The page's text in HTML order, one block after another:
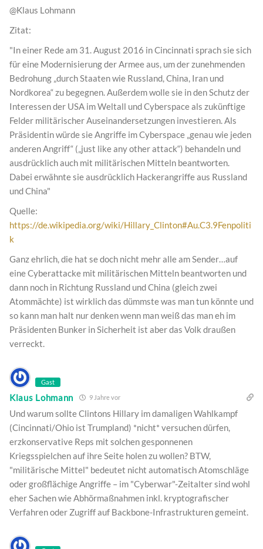
@Klaus Lohmann
Zitat:
"In einer Rede am 31. August 2016 in Cincinnati sprach sie sich
für eine Modernisierung der Armee aus, um der zunehmenden
Bedrohung „durch Staaten wie Russland, China, Iran und
Nordkorea“ zu begegnen. Außerdem wolle sie in den Schutz der
Interessen der USA im Weltall und Cyberspace als zukünftige
Felder militärischer Auseinandersetzungen investieren. Als
Präsidentin würde sie Angriffe im Cyberspace „genau wie jeden
anderen Angriff“ („just like any other attack“) behandeln und
ausdrücklich auch mit militärischen Mitteln beantworten.
Dabei erwähnte sie ausdrücklich Hackerangriffe aus Russland
und China"
Quelle:
https://de.wikipedia.org/wiki/Hillary_Clinton#Au.C3.9Fenpoliti
k
Ganz ehrlich, die hat se doch nicht mehr alle am Sender…auf
eine Cyberattacke mit militärischen Mitteln beantworten und
dann noch in Richtung Russland und China (gleich zwei
Atommächte) ist wirklich das dümmste was man tun könnte und
so kann man halt nur denken wenn man weiß das man eh im
Präsidenten Bunker in Sicherheit ist aber das Volk draußen
verreckt.
Gast
Klaus Lohmann 9 Jahre vor
Und warum sollte Clintons Hillary im damaligen Wahlkampf
(Cincinnati/Ohio ist Trumpland) *nicht* versuchen dürfen,
erzkonservative Reps mit solchen gesponnenen
Kriegsspielchen auf ihre Seite holen zu wollen? BTW,
"militärische Mittel" bedeutet nicht automatisch Atomschläge
oder großflächige Angriffe – im "Cyberwar"-Zeitalter sind wohl
eher Sachen wie Abhörmaßnahmen inkl. kryptografischer
Verfahren oder Zugriff auf Backbone-Infrastrukturen gemeint.